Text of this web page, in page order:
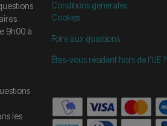
9h00 à
les
Conditions générales
Cookies
Foire aux questions
Êtes-vous résident hors de l'UE ?